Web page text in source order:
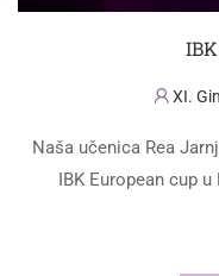
XI.
Naša učenica Rea
IBK European cup